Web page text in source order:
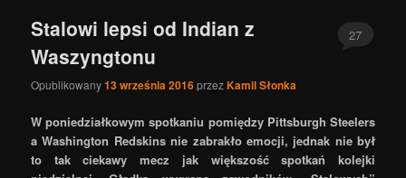
Stalowi lepsi od Indian z
Waszyngtonu
Opublikowany13 września 2016przezKamil Słonka
27
W poniedziałkowym spotkaniu pomiędzy Pittsburgh Steelers
a Washington Redskins nie zabrakło emocji, jednak nie był
to tak ciekawy mecz jak większość spotkań kolejki